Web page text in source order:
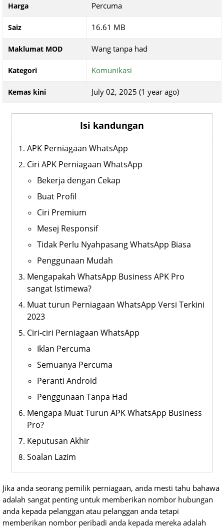
Harga Percuma
Saiz 16.61 MB
Maklumat MOD Wang tanpa had
Kategori Komunikasi
Kemas kini July 02, 2025 (1 year ago)
Isi kandungan
APK Perniagaan WhatsApp
Ciri APK Perniagaan WhatsApp
Bekerja dengan Cekap
Buat Profil
Ciri Premium
Mesej Responsif
Tidak Perlu Nyahpasang WhatsApp Biasa
Penggunaan Mudah
Mengapakah WhatsApp Business APK Pro
sangat Istimewa?
Muat turun Perniagaan WhatsApp Versi Terkini
2023
Ciri-ciri Perniagaan WhatsApp
Iklan Percuma
Semuanya Percuma
Peranti Android
Penggunaan Tanpa Had
Mengapa Muat Turun APK WhatsApp Business
Pro?
Keputusan Akhir
Soalan Lazim
Jika anda seorang pemilik perniagaan, anda mesti tahu bahawa
adalah sangat penting untuk memberikan nombor hubungan
anda kepada pelanggan atau pelanggan anda tetapi
memberikan nombor peribadi anda kepada mereka adalah